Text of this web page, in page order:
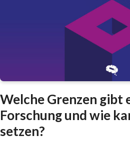
Welche Grenzen gibt
Forschung und wie
setzen?